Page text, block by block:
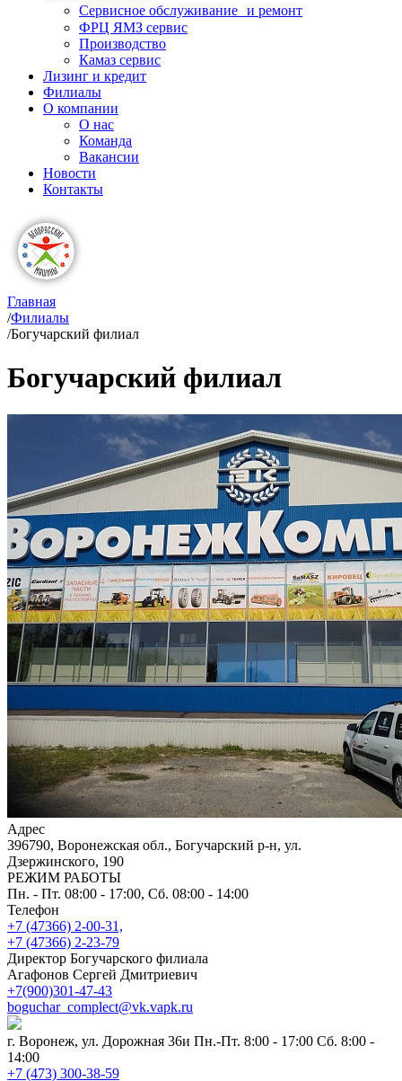
Сервисное обслуживание и ремонт
ФРЦ ЯМЗ сервис
Производство
Камаз сервис
Лизинг и кредит
Филиалы
О компании
О нас
Команда
Вакансии
Новости
Контакты
Главная
/Филиалы
/Богучарский филиал
Богучарский филиал
Адрес
396790, Воронежская обл., Богучарский р-н, ул.
Дзержинского, 190
РЕЖИМ РАБОТЫ
Пн. - Пт. 08:00 - 17:00, Сб. 08:00 - 14:00
Телефон
+7 (47366) 2-00-31,
+7 (47366) 2-23-79
Директор Богучарского филиала
Агафонов Сергей Дмитриевич
+7(900)301-47-43
boguchar_complect@vk.vapk.ru
г. Воронеж, ул. Дорожная 36и Пн.-Пт. 8:00 - 17:00 Сб. 8:00 -
14:00
+7 (473) 300-38-59